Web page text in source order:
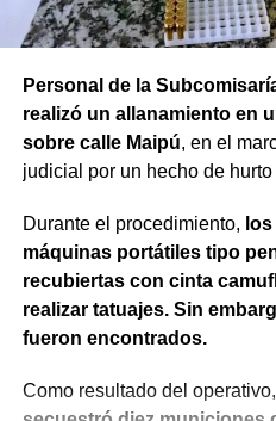
Personal de la
realizó un allanamiento en
sobre calle Maipú, en el
judicial por un hecho de
Durante el procedimiento,
máquinas portátiles tipo
recubiertas con cinta
realizar tatuajes. Sin
fueron encontrados.
Como resultado del operativo,